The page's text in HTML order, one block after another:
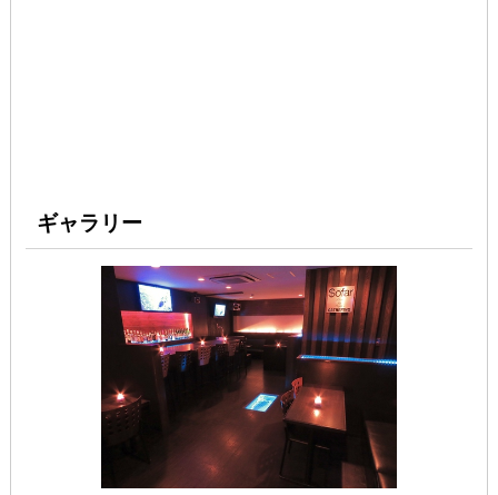
ギャラリー